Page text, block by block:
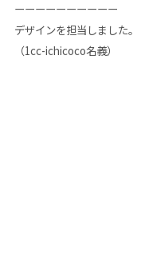
ーーーーーーーーーー
デザインを担当しました。
（1cc-ichicoco名義）